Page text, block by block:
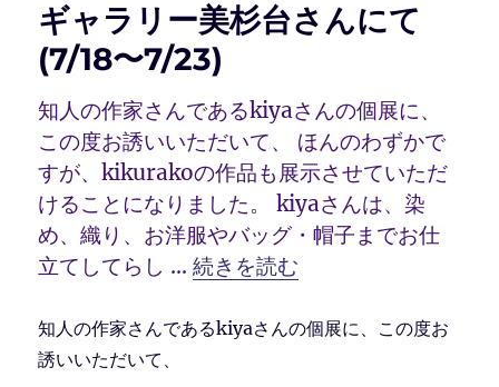
ー
ギャラリー美杉台さんにて
(7/18〜7/23)
知人の作家さんであるkiyaさんの個展に、
この度お誘いいただいて、 ほんのわずかで
すが、kikurakoの作品も展示させていただ
けることになりました。 kiyaさんは、染
め、織り、お洋服やバッグ・帽子までお仕
立てしてらし …“ギャラリー美杉台さんにて
続きを読む
知人の作家さんであるkiyaさんの個展に、この度お
誘いいただいて、